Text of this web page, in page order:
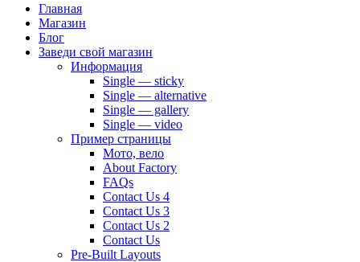
Главная
Магазин
Блог
Заведи свой магазин
Информация
Single — sticky
Single — alternative
Single — gallery
Single — video
Пример страницы
Мото, вело
About Factory
FAQs
Contact Us 4
Contact Us 3
Contact Us 2
Contact Us
Pre-Built Layouts